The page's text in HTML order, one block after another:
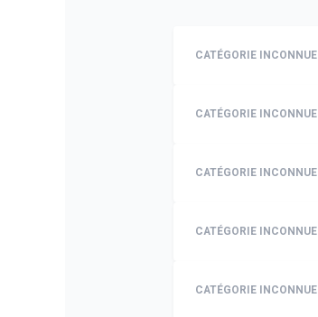
CATÉGORIE INCONNUE
CATÉGORIE INCONNUE
CATÉGORIE INCONNUE
CATÉGORIE INCONNUE
CATÉGORIE INCONNUE